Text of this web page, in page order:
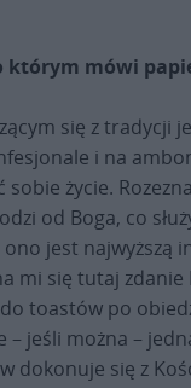
którym mówi
się z tradycji
i na
życie.
od Boga, co
jest najwyższą
się tutaj zdanie
toastów po
– jeśli można –
dokonuje się z